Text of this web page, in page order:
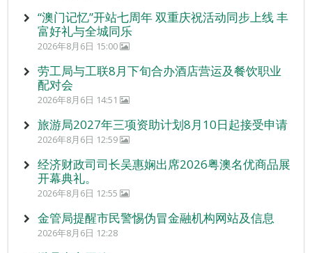
“澳门记忆”开站七周年 双重庆祝活动同步上线 丰
富好礼与全城同乐
2026年8月6日 15:00
劳工局与工联8月下旬合办酒店营运及餐饮职业
配对会
2026年8月6日 14:51
旅游局2027年三项资助计划8月10日起接受申请
2026年8月6日 12:59
经济财政司司长吴惠娴出席2026粤澳名优商品展
开幕典礼。
2026年8月6日 12:55
金管局提醒市民警惕伪冒金融机构网站及信息
2026年8月6日 12:28